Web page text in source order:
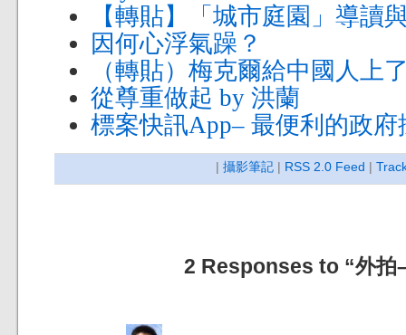
【轉貼】「城市庭園」導讀
因何心浮氣躁？
（轉貼）梅克爾給中國人上
從尊重做起 by 洪蘭
標案快訊App– 最便利的政
| 攝影筆記 | RSS 2.0 Feed |
2 Responses to “外拍